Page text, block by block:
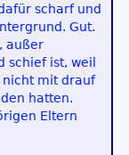
scharf und
Gut.
außer
schief ist, weil
nicht mit drauf
hatten.
Eltern